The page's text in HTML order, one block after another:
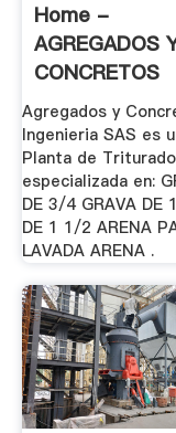
Home -
AGREGADOS
CONCRETOS
INGENIERIA .
Agregados y
Ingenieria SAS es
Planta de Triturado
especializada en:
DE 3/4 GRAVA DE
DE 1 1/2 ARENA
LAVADA ARENA .